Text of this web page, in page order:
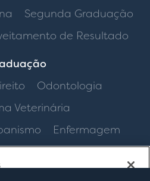
Segunda Graduação
de Resultado
Odontologia
Veterinária
Enfermagem